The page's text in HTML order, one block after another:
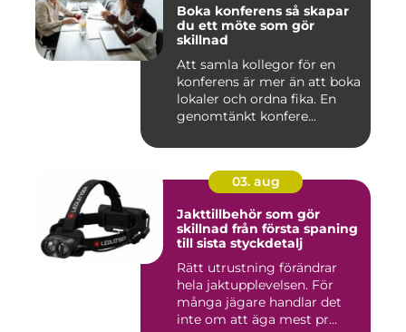
Boka konferens så skapar
du ett möte som gör
skillnad
Att samla kollegor för en
konferens är mer än att boka
lokaler och ordna fika. En
genomtänkt konfere...
03. aug
Jakttillbehör som gör
skillnad från första spaning
till sista styckdetalj
Rätt utrustning förändrar
hela jaktupplevelsen. För
många jägare handlar det
inte om att äga mest pr...